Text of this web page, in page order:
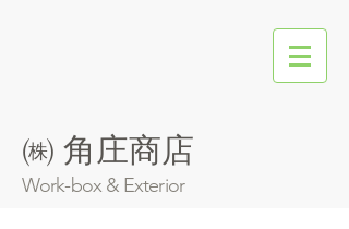
㈱ 角庄商店
​Work-box & Exterior